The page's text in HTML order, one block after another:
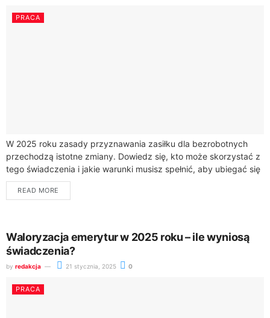
PRACA
W 2025 roku zasady przyznawania zasiłku dla bezrobotnych
przechodzą istotne zmiany. Dowiedz się, kto może skorzystać z
tego świadczenia i jakie warunki musisz spełnić, aby ubiegać się
o pomoc w...
READ MORE
Waloryzacja emerytur w 2025 roku – ile wyniosą
świadczenia?
by redakcja 21 stycznia, 2025 0
PRACA